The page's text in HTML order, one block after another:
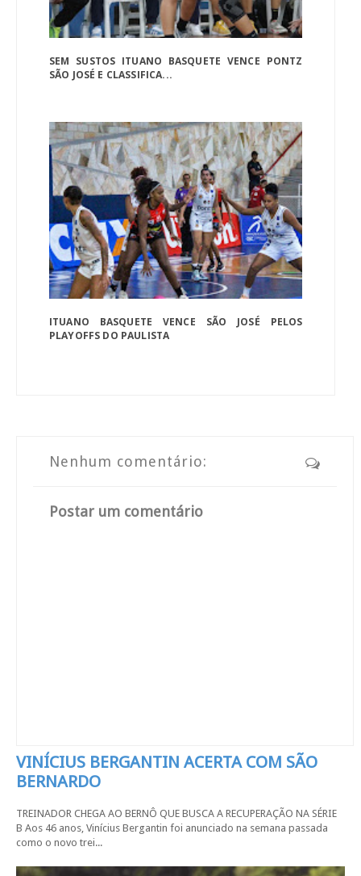
SEM SUSTOS ITUANO BASQUETE VENCE PONTZ
SÃO JOSÉ E CLASSIFICA...
ITUANO BASQUETE VENCE SÃO JOSÉ PELOS
PLAYOFFS DO PAULISTA
Nenhum comentário:
Postar um comentário
VINÍCIUS BERGANTIN ACERTA COM SÃO
BERNARDO
TREINADOR CHEGA AO BERNÔ QUE BUSCA A RECUPERAÇÃO NA SÉRIE
B Aos 46 anos, Vinícius Bergantin foi anunciado na semana passada
como o novo trei...